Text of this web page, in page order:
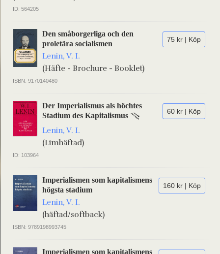
ID: 564205
75 kr | Köp
Den småborgerliga och den
proletära socialismen
Lenin, V. I.
(Häfte - Brochure - Booklet)
ISBN: 9170140480
60 kr | Köp
Der Imperialismus als höchtes
Stadium des Kapitalismus
Lenin, V. I.
(Limhäftad)
ID: 103964
160 kr | Köp
Imperialismen som kapitalismens
högsta stadium
Lenin, V. I.
(häftad/softback)
ISBN: 9789198993745
Imperialismen som kapitalismens